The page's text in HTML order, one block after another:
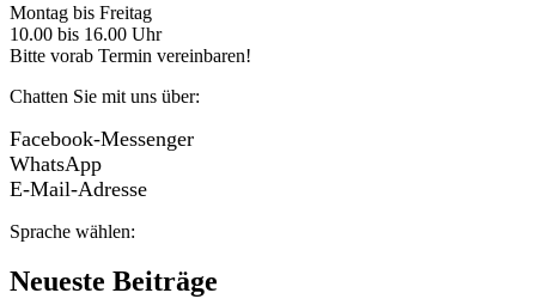
Montag bis Freitag
10.00 bis 16.00 Uhr
Bitte vorab Termin vereinbaren!
Chatten Sie mit uns über:
Facebook-Messenger
WhatsApp
E-Mail-Adresse
Sprache wählen:
Neueste Beiträge